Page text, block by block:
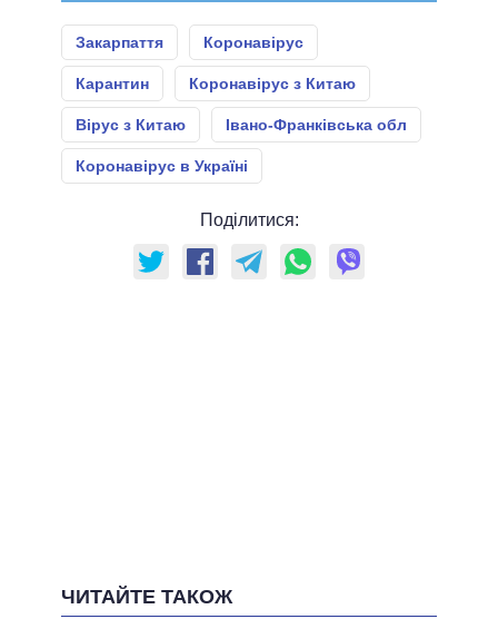
Закарпаття Коронавірус
Карантин Коронавірус з Китаю
Вірус з Китаю Івано-Франківська обл
Коронавірус в Україні
Поділитися:
ЧИТАЙТЕ ТАКОЖ